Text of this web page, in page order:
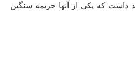
داشت که یکی از آنها جریمه سنگین